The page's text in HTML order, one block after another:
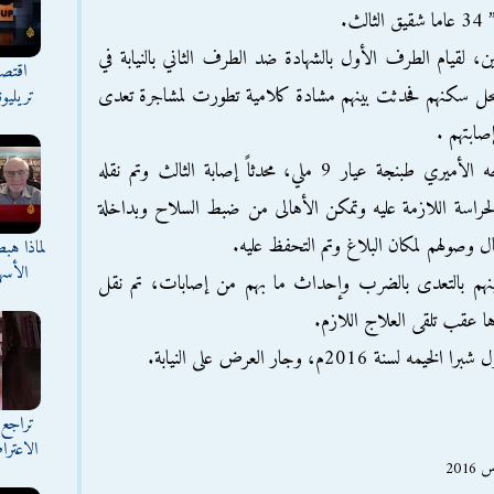
الطرف الأول بالشهادة ضد الطرف الثاني بالنيابة في
محل سكنهم فحدثت بينهم مشادة كلامية تطورت لمشاجرة تعدى
.
ما دفع الأول لإطلاق عيار ناري من سلاحه الأميري طبنجة عيار 9 ملي، محدثاً إصابة الثالث وتم نقله
اللازمة عليه وتمكن الأهالى من ضبط السلاح وبداخلة
وصولهم لمكان البلاغ وتم التحفظ عليه.
بينهم بالتعدى بالضرب وإحداث ما بهم من إصابات، تم نقل
عقب تلقى العلاج اللازم.
لماذا